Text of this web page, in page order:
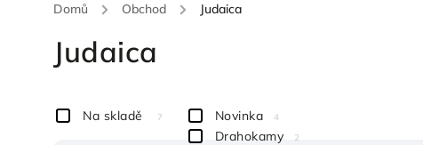
Domů / Obchod / Judaica
Judaica
Na skladě 7 Novinka 4
Drahokamy 2